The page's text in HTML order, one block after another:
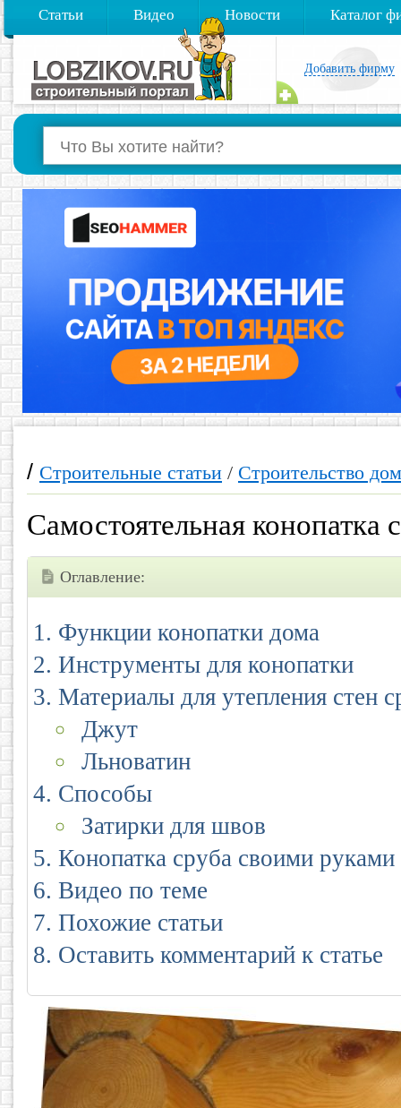
Статьи Видео Новости Каталог
Добавить фирму
/ Строительные статьи / Строительство
Самостоятельная конопатка
Оглавление:
Функции конопатки дома
Инструменты для конопатки
Материалы для утепления стен
Джут
Льноватин
Способы
Затирки для швов
Конопатка сруба своими руками
Видео по теме
Похожие статьи
Оставить комментарий к статье